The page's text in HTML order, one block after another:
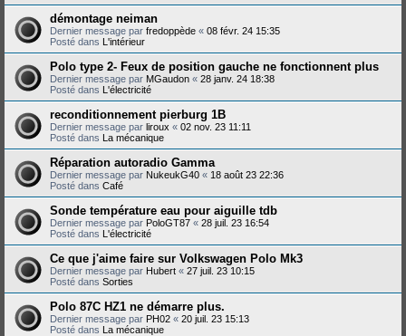
démontage neiman
Dernier message par fredoppède « 08 févr. 24 15:35
Posté dans L'intérieur
Polo type 2- Feux de position gauche ne fonctionnent plus
Dernier message par MGaudon « 28 janv. 24 18:38
Posté dans L'électricité
reconditionnement pierburg 1B
Dernier message par liroux « 02 nov. 23 11:11
Posté dans La mécanique
Réparation autoradio Gamma
Dernier message par NukeukG40 « 18 août 23 22:36
Posté dans Café
Sonde température eau pour aiguille tdb
Dernier message par PoloGT87 « 28 juil. 23 16:54
Posté dans L'électricité
Ce que j'aime faire sur Volkswagen Polo Mk3
Dernier message par Hubert « 27 juil. 23 10:15
Posté dans Sorties
Polo 87C HZ1 ne démarre plus.
Dernier message par PH02 « 20 juil. 23 15:13
Posté dans La mécanique